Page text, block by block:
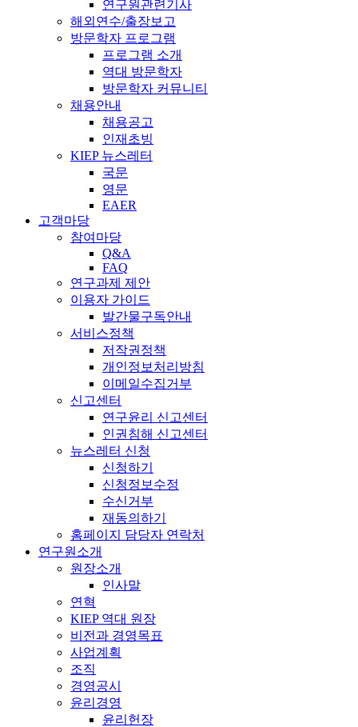
연구원관련기사
해외연수/출장보고
방문학자 프로그램
프로그램 소개
역대 방문학자
방문학자 커뮤니티
채용안내
채용공고
인재초빙
KIEP 뉴스레터
국문
영문
EAER
고객마당
참여마당
Q&A
FAQ
연구과제 제안
이용자 가이드
발간물구독안내
서비스정책
저작권정책
개인정보처리방침
이메일수집거부
신고센터
연구윤리 신고센터
인권침해 신고센터
뉴스레터 신청
신청하기
신청정보수정
수신거부
재동의하기
홈페이지 담당자 연락처
연구원소개
원장소개
인사말
연혁
KIEP 역대 원장
비전과 경영목표
사업계획
조직
경영공시
윤리경영
윤리헌장